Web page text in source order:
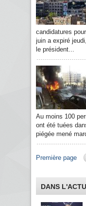
candidatures
juin a expiré
le président...
Au moins 100
ont été tuées
piégée mené
Pages
Première page
DANS